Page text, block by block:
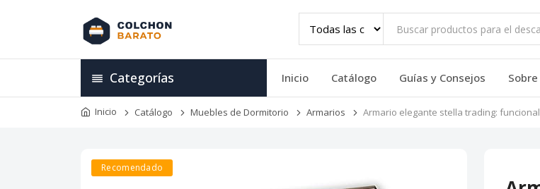
Categorías Inicio Catálogo Guías y Consejos
Inicio Catálogo Muebles de Dormitorio Armarios Armario elegante stella trading:
Recomendado